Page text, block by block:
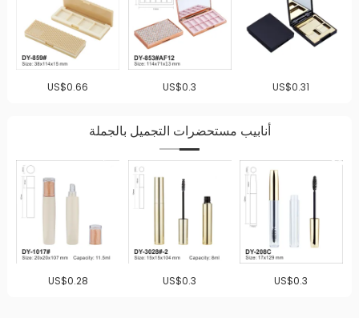
US$0.31
US$0.3
US$0.66
أنابيب مستحضرات التجميل بالجملة
US$0.3
US$0.3
US$0.28